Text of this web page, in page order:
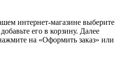
интернет-магазине выберите
его в корзину. Далее
на «Оформить заказ» или